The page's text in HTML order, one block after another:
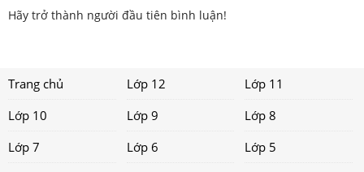
Hãy trở thành người đầu tiên bình luận!
Trang chủ Lớp 12
Lớp 11
Lớp 10
Lớp 9
Lớp 8
Lớp 7
Lớp 6
Lớp 5